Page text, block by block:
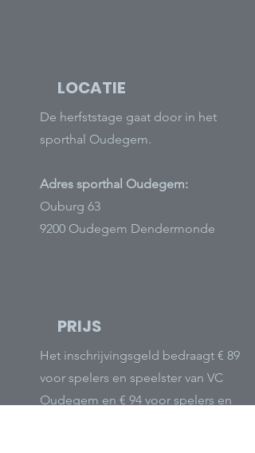
LOCATIE
De herfststage gaat door in het
sporthal Oudegem.
Adres sporthal Oudegem:
Ouburg 63
9200 Oudegem Dendermonde
PRIJS
Het inschrijvingsgeld bedraagt € 89
voor spelers en speelster van VC
Oudegem en € 94 voor spelers en